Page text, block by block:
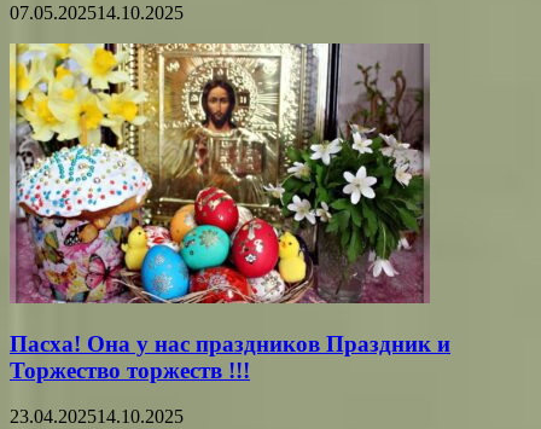
07.05.202514.10.2025
Пасха! Она у нас праздников Праздник и
Торжество торжеств !!!
23.04.202514.10.2025